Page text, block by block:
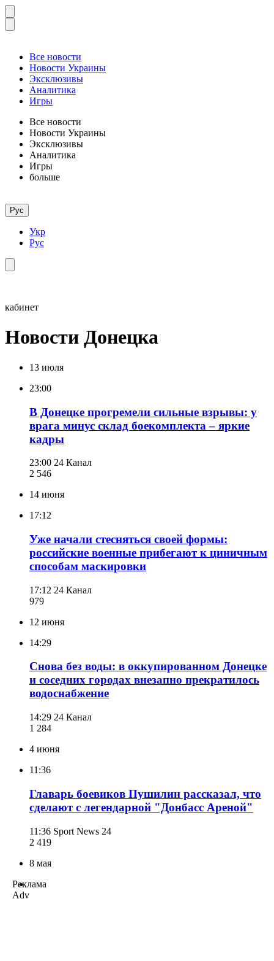
Все новости
Новости Украины
Эксклюзивы
Аналитика
Игры
Все новости
Новости Украины
Эксклюзивы
Аналитика
Игры
больше
Рус
Укр
Рус
кабинет
Новости Донецка
13 июля
23:00
В Донецке прогремели сильные взрывы: у
врага минус склад боекомплекта – яркие
кадры
23:00 24 Канал
2 546
14 июня
17:12
Уже начали стесняться своей формы:
российские военные прибегают к циничным
способам маскировки
17:12 24 Канал
979
12 июня
14:29
Снова без воды: в оккупированном Донецке
и соседних городах внезапно прекратилось
водоснабжение
14:29 24 Канал
1 284
4 июня
11:36
Главарь боевиков Пушилин рассказал, что
сделают с легендарной "Донбасс Ареной"
11:36 Sport News 24
2 419
8 мая
Реклама
Adv